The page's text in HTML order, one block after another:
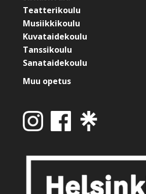
Teatterikoulu
Musiikkikoulu
Kuvataidekoulu
Tanssikoulu
Sanataidekoulu
Muu opetus